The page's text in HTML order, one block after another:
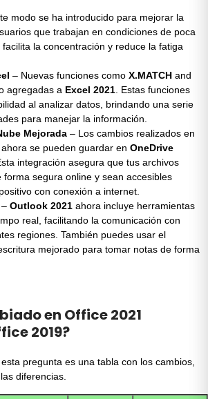
modo se ha introducido para mejorar la
que trabajan en condiciones de poca
la concentración y reduce la fatiga
– Nuevas funciones como X.MATCH and
agregadas a Excel 2021 . Estas funciones
al analizar datos, brindando una serie
para manejar la información.
Mejorada – Los cambios realizados en
se pueden guardar en OneDrive
integración asegura que tus archivos
forma segura online y sean accesibles
con conexión a internet.
– Outlook 2021 ahora incluye herramientas
real, facilitando la comunicación con
regiones. También puedes usar el
mejorado para tomar notas de forma
en Office 2021
2019?
pregunta es una tabla con los cambios,
diferencias.